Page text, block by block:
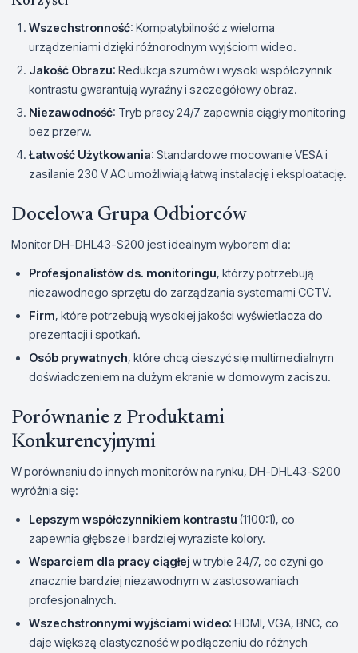
Wszechstronność: Kompatybilność z wieloma
urządzeniami dzięki różnorodnym wyjściom wideo.
Jakość Obrazu: Redukcja szumów i wysoki współczynnik
kontrastu gwarantują wyraźny i szczegółowy obraz.
Niezawodność: Tryb pracy 24/7 zapewnia ciągły monitoring
bez przerw.
Łatwość Użytkowania: Standardowe mocowanie VESA i
zasilanie 230 V AC umożliwiają łatwą instalację i eksploatację.
Docelowa Grupa Odbiorców
Monitor DH-DHL43-S200 jest idealnym wyborem dla:
Profesjonalistów ds. monitoringu, którzy potrzebują
niezawodnego sprzętu do zarządzania systemami CCTV.
Firm, które potrzebują wysokiej jakości wyświetlacza do
prezentacji i spotkań.
Osób prywatnych, które chcą cieszyć się multimedialnym
doświadczeniem na dużym ekranie w domowym zaciszu.
Porównanie z Produktami
Konkurencyjnymi
W porównaniu do innych monitorów na rynku, DH-DHL43-S200
wyróżnia się:
Lepszym współczynnikiem kontrastu (1100:1), co
zapewnia głębsze i bardziej wyraziste kolory.
Wsparciem dla pracy ciągłej w trybie 24/7, co czyni go
znacznie bardziej niezawodnym w zastosowaniach
profesjonalnych.
Wszechstronnymi wyjściami wideo: HDMI, VGA, BNC, co
daje większą elastyczność w podłączeniu do różnych